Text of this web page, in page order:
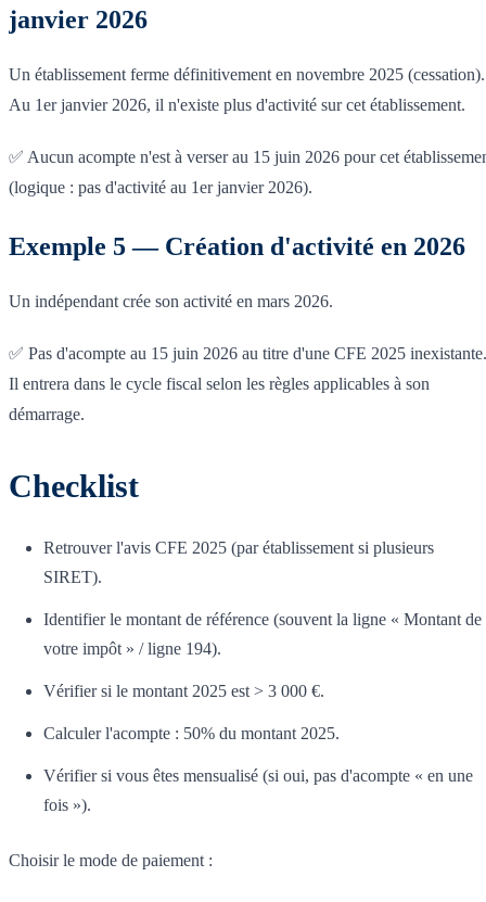
janvier 2026
Un établissement ferme définitivement en novembre 2025 (cessation).
Au 1er janvier 2026, il n'existe plus d'activité sur cet établissement.
✅ Aucun acompte n'est à verser au 15 juin 2026 pour cet
(logique : pas d'activité au 1er janvier 2026).
Exemple 5 — Création d'activité en 2026
Un indépendant crée son activité en mars 2026.
✅ Pas d'acompte au 15 juin 2026 au titre d'une CFE 2025 inexistante.
Il entrera dans le cycle fiscal selon les règles applicables à son
démarrage.
Checklist
Retrouver l'avis CFE 2025 (par établissement si plusieurs
SIRET).
Identifier le montant de référence (souvent la ligne « Montant de
votre impôt » / ligne 194).
Vérifier si le montant 2025 est > 3 000 €.
Calculer l'acompte : 50% du montant 2025.
Vérifier si vous êtes mensualisé (si oui, pas d'acompte « en une
fois »).
Choisir le mode de paiement :